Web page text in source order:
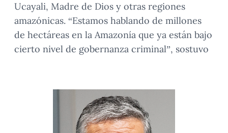
Ucayali, Madre de Dios y otras regiones
amazónicas. “Estamos hablando de millones
de hectáreas en la Amazonía que ya están bajo
cierto nivel de gobernanza criminal”, sostuvo